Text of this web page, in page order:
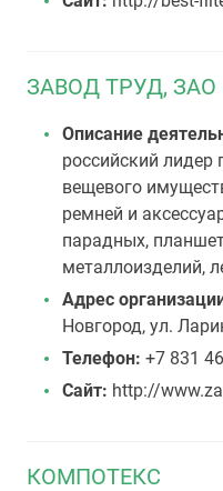
ЗАВОД ТРУД, ЗАО
Описание
российский лидер
вещевого
ремней и
парадных,
металлоизделий,
Адрес
Новгород, ул.
Телефон: +7 831
Сайт: http://
КОМПОТЕКС